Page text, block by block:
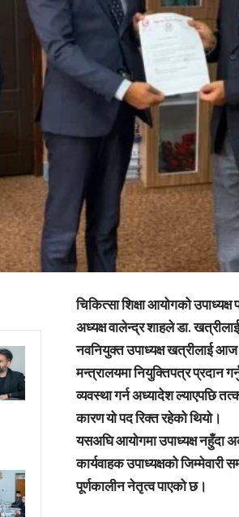
चिकित्सा शिक्षा आयोगको
अध्यक्ष वालेन्द्र शाहले डा.
नवनियुक्त उपाध्यक्ष खत्रीलाई
मन्त्रालयमा नियुक्तिपत्र प्रदान
व्यवस्था गर्न अध्यादेश ल्याएपछि
कारण यो पद रिक्त रहेको थियो।
यसअघि आयोगमा उपाध्यक्ष नहुँदा
कार्यवाहक उपाध्यक्षको
पूर्णकालीन नेतृत्व पाएको छ।